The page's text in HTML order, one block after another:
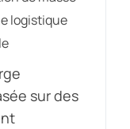
logistique
sur des